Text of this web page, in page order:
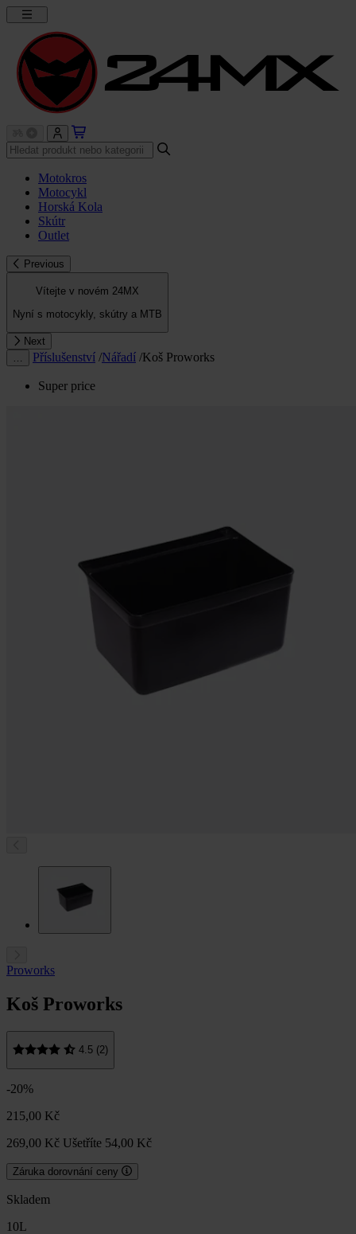
Motokros
Motocykl
Horská Kola
Skútr
Outlet
Previous
Vítejte v novém 24MX
Nyní s motocykly, skútry a MTB
Next
Příslušenství /Nářadí /Koš Proworks
Super price
Proworks
Koš Proworks
4.5 (2)
-20%
215,00 Kč
269,00 Kč Ušetříte 54,00 Kč
Záruka dorovnání ceny
Skladem
10L